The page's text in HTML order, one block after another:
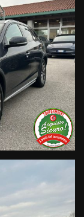
che
dove
maggiori foto e
la nostra storia.
08:3012:00 –